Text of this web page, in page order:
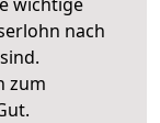
nach
zum